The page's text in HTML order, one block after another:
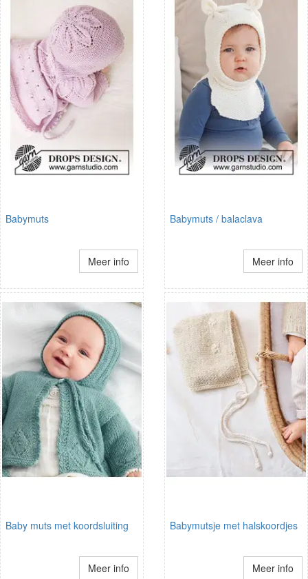
Babymuts
Meer info
Babymuts / balaclava
Meer info
Baby muts met koordsluiting
Meer info
Babymutsje met halskoordjes
Meer info